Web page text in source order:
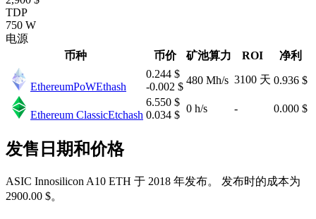
TDP
750 W
电源
币种
币价 矿池算力 ROI 净利
EthereumPoWEthash
0.244 $
-0.002 $
480 Mh/s 3100 天 0.936 $
Ethereum ClassicEtchash
6.550 $
0.034 $
0 h/s - 0.000 $
发售日期和价格
ASIC Innosilicon A10 ETH 于 2018 年发布。 发布时的成本为
2900.00 $。